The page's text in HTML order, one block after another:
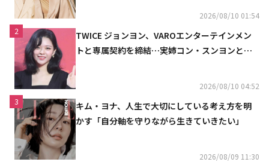
2026/08/10 01:54
2
TWICE ジョンヨン、VAROエンターテインメン
トと専属契約を締結…実姉コン・スンヨンと同
2026/08/10 04:52
3
キム・ヨナ、人生で大切にしている考え方を明
かす「自分軸を守りながら生きていきたい」
2026/08/09 11:30